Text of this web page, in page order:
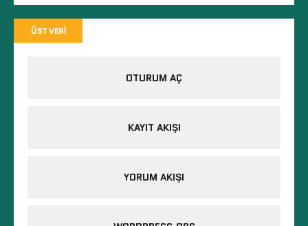
ÜST VERI
OTURUM AÇ
KAYIT AKIŞI
YORUM AKIŞI